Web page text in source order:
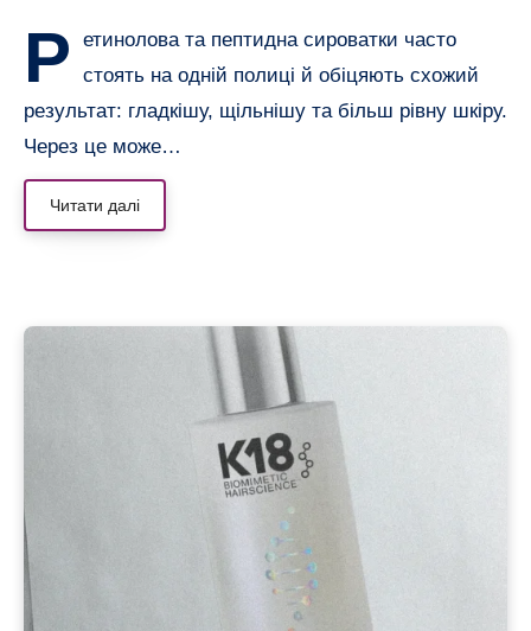
Р
етинолова та пептидна сироватки часто
стоять на одній полиці й обіцяють схожий
результат: гладкішу, щільнішу та більш рівну шкіру.
Через це може…
Читати далі